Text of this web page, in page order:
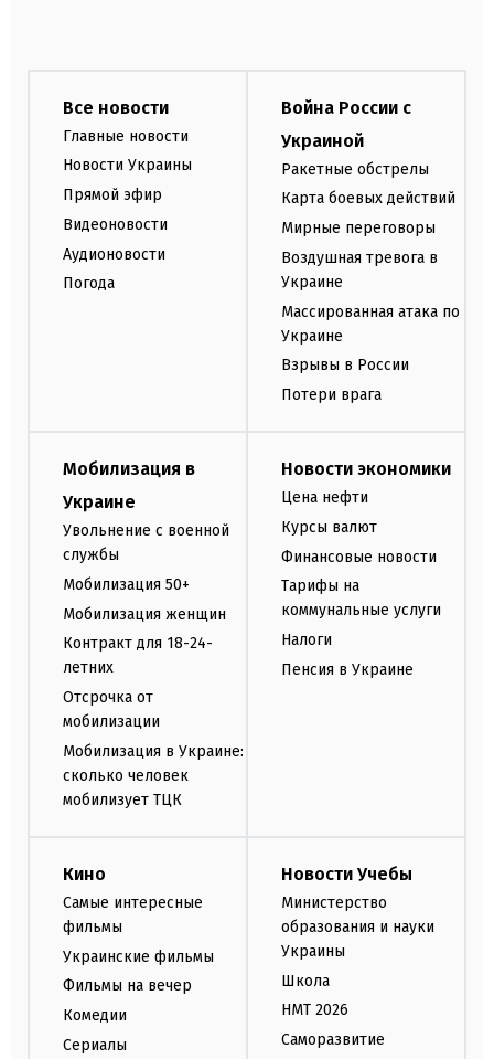
Все новости
Главные новости
Новости Украины
Прямой эфир
Видеоновости
Аудионовости
Погода
Война России с
Украиной
Ракетные обстрелы
Карта боевых действий
Мирные переговоры
Воздушная тревога в
Украине
Массированная атака по
Украине
Взрывы в России
Потери врага
Мобилизация в
Украине
Увольнение с военной
службы
Мобилизация 50+
Мобилизация женщин
Контракт для 18-24-
летних
Отсрочка от
мобилизации
Мобилизация в Украине:
сколько человек
мобилизует ТЦК
Новости экономики
Цена нефти
Курсы валют
Финансовые новости
Тарифы на
коммунальные услуги
Налоги
Пенсия в Украине
Кино
Самые интересные
фильмы
Украинские фильмы
Фильмы на вечер
Комедии
Сериалы
Новости Учебы
Министерство
образования и науки
Украины
Школа
НМТ 2026
Саморазвитие